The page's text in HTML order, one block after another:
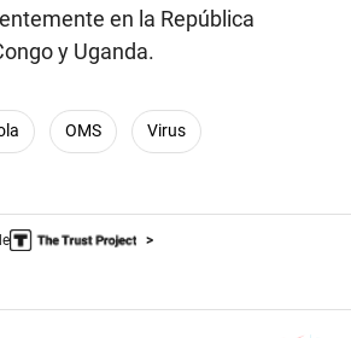
en la República
y Uganda.
OMS Virus